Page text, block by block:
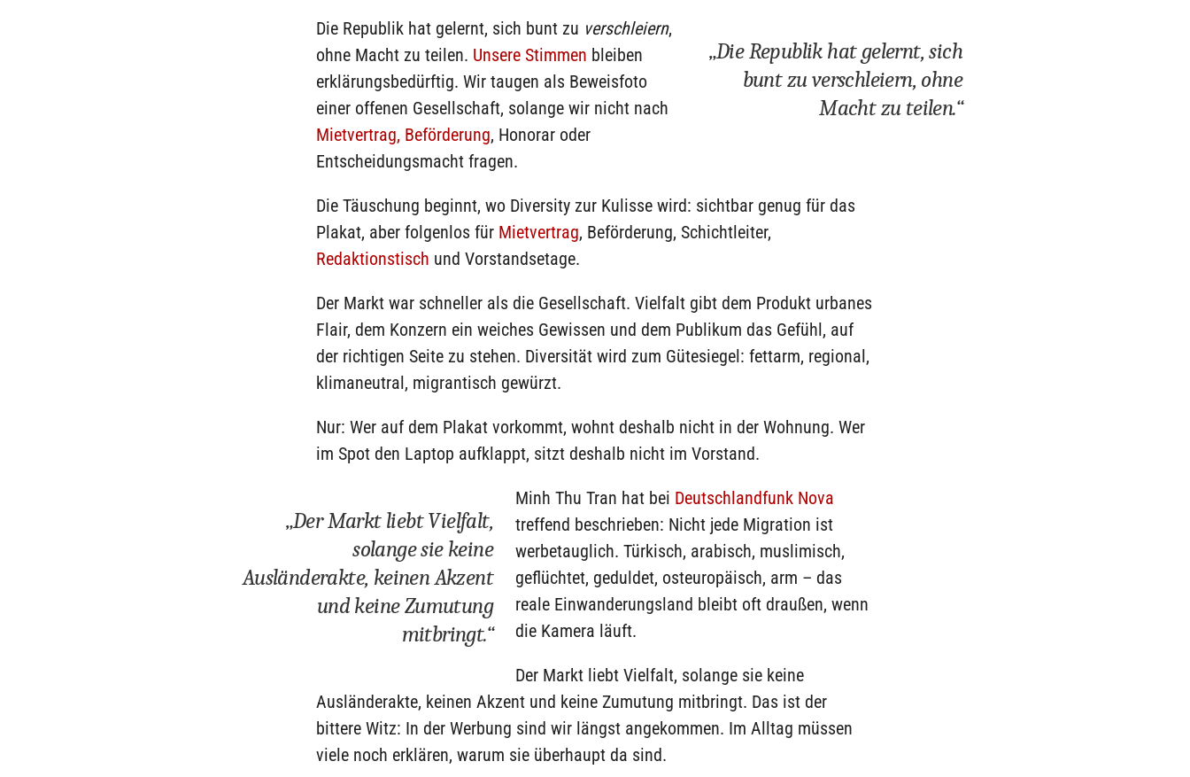
„Die Republik hat gelernt, sich
bunt zu verschleiern, ohne
Macht zu teilen.“
Die Republik hat gelernt, sich bunt zu verschleiern,
ohne Macht zu teilen. Unsere Stimmen bleiben
erklärungsbedürftig. Wir taugen als Beweisfoto
einer offenen Gesellschaft, solange wir nicht nach
Mietvertrag, Beförderung, Honorar oder
Entscheidungsmacht fragen.
Die Täuschung beginnt, wo Diversity zur Kulisse wird: sichtbar genug für das
Plakat, aber folgenlos für Mietvertrag, Beförderung, Schichtleiter,
Redaktionstisch und Vorstandsetage.
Der Markt war schneller als die Gesellschaft. Vielfalt gibt dem Produkt urbanes
Flair, dem Konzern ein weiches Gewissen und dem Publikum das Gefühl, auf
der richtigen Seite zu stehen. Diversität wird zum Gütesiegel: fettarm, regional,
klimaneutral, migrantisch gewürzt.
Nur: Wer auf dem Plakat vorkommt, wohnt deshalb nicht in der Wohnung. Wer
im Spot den Laptop aufklappt, sitzt deshalb nicht im Vorstand.
„Der Markt liebt Vielfalt,
solange sie keine
Ausländerakte, keinen Akzent
und keine Zumutung
mitbringt.“
Minh Thu Tran hat bei Deutschlandfunk Nova
treffend beschrieben: Nicht jede Migration ist
werbetauglich. Türkisch, arabisch, muslimisch,
geflüchtet, geduldet, osteuropäisch, arm – das
reale Einwanderungsland bleibt oft draußen, wenn
die Kamera läuft.
Der Markt liebt Vielfalt, solange sie keine
Ausländerakte, keinen Akzent und keine Zumutung mitbringt. Das ist der
bittere Witz: In der Werbung sind wir längst angekommen. Im Alltag müssen
viele noch erklären, warum sie überhaupt da sind.